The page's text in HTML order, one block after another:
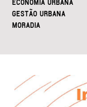
ECONOMIA URBANA
GESTÃO URBANA
MORADIA